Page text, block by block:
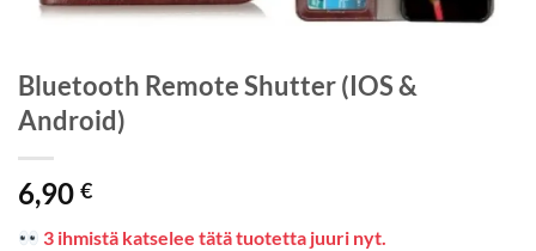
Bluetooth Remote Shutter (IOS &
Android)
6,90 €
3 ihmistä katselee tätä tuotetta juuri nyt.